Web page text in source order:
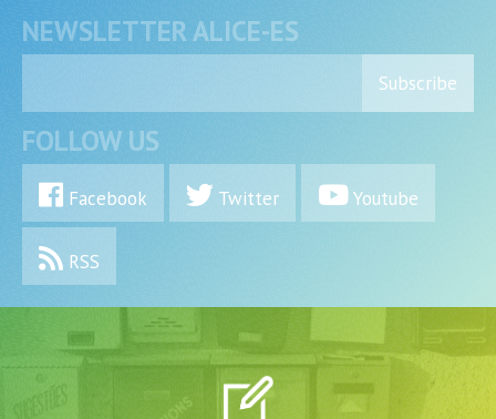
NEWSLETTER ALICE-ES
Subscribe
FOLLOW US
Facebook Twitter Youtube
RSS